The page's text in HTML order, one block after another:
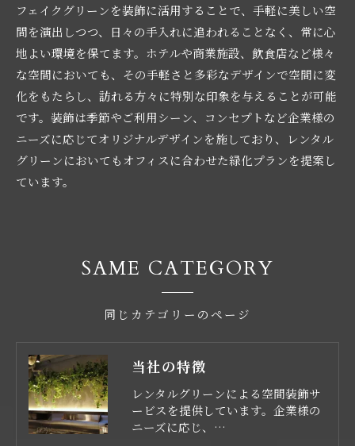
フェイクグリーンを装飾に活用することで、手軽に美しい空
間を演出しつつ、日々の手入れに追われることなく、常に心
地よい環境を保てます。ホテルや商業施設、飲食店など様々
な空間においても、その手軽さと多彩なデザインで空間に変
化をもたらし、訪れる方々に特別な印象を与えることが可能
です。装飾は季節やご利用シーン、コンセプトなど企業様の
ニーズに応じてオリジナルデザインを施しており、レンタル
グリーンにおいてもオフィスに合わせた緑化プランを提案し
ています。
同じカテゴリーのページ
SAME CATEGORY
当社の特徴
レンタルグリーンによる空間装飾サ
ービスを提供しています。企業様の
ニーズに応じ、…